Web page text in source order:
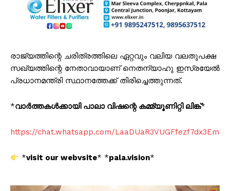
രാജ്യത്തിന്റെ ചരിത്രത്തിലെ ഏറ്റവും വലിയ വലതുപക്ഷ
സഖ്യത്തിന്റെ നേതാവായാണ് നെതന്യാഹു ഇസ്രയേൽ
പ്രധാനമന്ത്രി സ്ഥാനത്തേക്ക് തിരിച്ചെത്തുന്നത്.
*വാർത്തകൾക്കായി പാലാ വിഷന്റെ കമ്മ്യൂണിറ്റി ലിങ്ക്*
https://chat.whatsapp.com/LaaDUaR3VUGFfezf7dx3Em
*visit our webvsite* *pala.vision*